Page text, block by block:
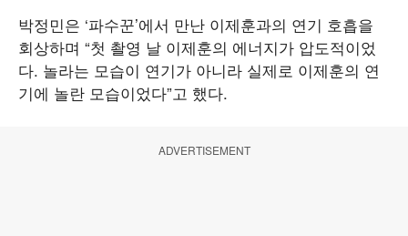
박정민은 ‘파수꾼’에서 만난 이제훈과의 연기 호흡을
회상하며 “첫 촬영 날 이제훈의 에너지가 압도적이었
다. 놀라는 모습이 연기가 아니라 실제로 이제훈의 연
기에 놀란 모습이었다”고 했다.
ADVERTISEMENT